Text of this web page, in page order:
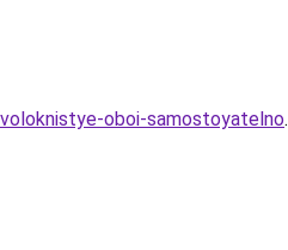
oboi-samostoyatelno.